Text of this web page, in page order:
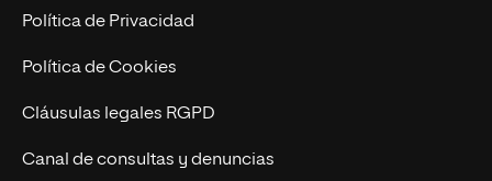
Postgrados
Cursos Universitarios
Trabaja en UNIR
Actualidad
UNIR Revista
Eventos
Política de Privacidad
Política de Cookies
Cláusulas legales RGPD
Canal de consultas y denuncias